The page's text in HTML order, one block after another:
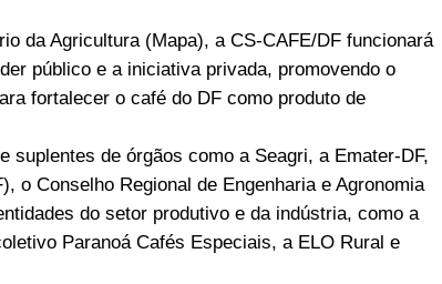
da Agricultura (Mapa), a CS-CAFE/DF funcionará
público e a iniciativa privada, promovendo o
fortalecer o café do DF como produto de
de órgãos como a Seagri, a Emater-DF,
o Conselho Regional de Engenharia e Agronomia
do setor produtivo e da indústria, como a
Paranoá Cafés Especiais, a ELO Rural e